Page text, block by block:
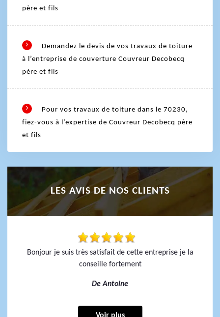
père et fils
Demandez le devis de vos travaux de toiture
à l’entreprise de couverture Couvreur Decobecq
père et fils
Pour vos travaux de toiture dans le 70230,
fiez-vous à l’expertise de Couvreur Decobecq père
et fils
LES AVIS DE NOS CLIENTS
Bonjour je suis très satisfait de cette entreprise je la
conseille fortement
De Antoine